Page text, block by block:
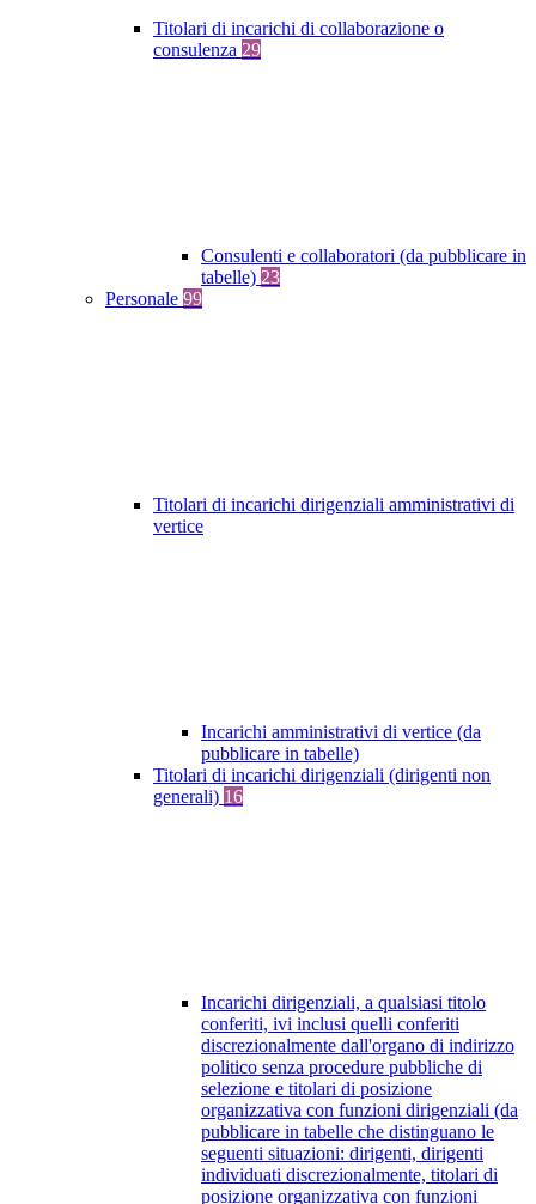
Titolari di incarichi di collaborazione o
consulenza 29
Consulenti e collaboratori (da pubblicare in
tabelle) 23
Personale 99
Titolari di incarichi dirigenziali amministrativi di
vertice
Incarichi amministrativi di vertice (da
pubblicare in tabelle)
Titolari di incarichi dirigenziali (dirigenti non
generali) 16
Incarichi dirigenziali, a qualsiasi titolo
conferiti, ivi inclusi quelli conferiti
discrezionalmente dall'organo di indirizzo
politico senza procedure pubbliche di
selezione e titolari di posizione
organizzativa con funzioni dirigenziali (da
pubblicare in tabelle che distinguano le
seguenti situazioni: dirigenti, dirigenti
individuati discrezionalmente, titolari di
posizione organizzativa con funzioni